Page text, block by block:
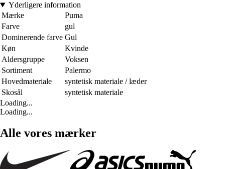
Yderligere information
Mærke
Puma
Farve
gul
Dominerende farve Gul
Køn
Kvinde
Aldersgruppe
Voksen
Sortiment
Palermo
Hovedmateriale
syntetisk materiale / læder
Skosål
syntetisk materiale
Loading...
Loading...
Alle vores mærker